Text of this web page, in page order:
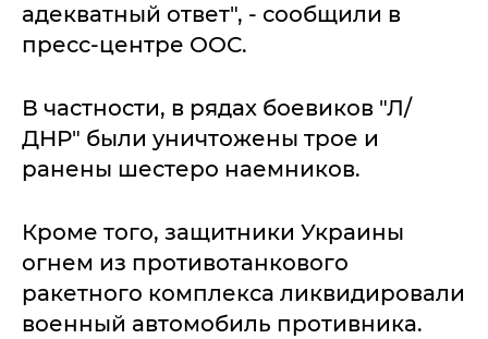
адекватный ответ", - сообщили в
пресс-центре ООС.
В частности, в рядах боевиков "Л/
ДНР" были уничтожены трое и
ранены шестеро наемников.
Кроме того, защитники Украины
огнем из противотанкового
ракетного комплекса ликвидировали
военный автомобиль противника.